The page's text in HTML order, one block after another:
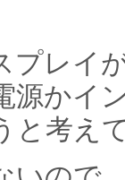
プレイ
源かイ
と考え